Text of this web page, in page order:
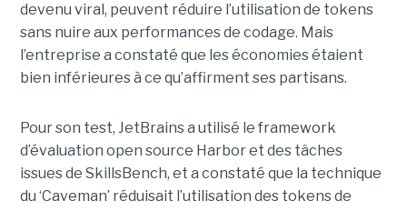
devenu viral, peuvent réduire l’utilisation de tokens
sans nuire aux performances de codage. Mais
l’entreprise a constaté que les économies étaient
bien inférieures à ce qu’affirment ses partisans.
Pour son test, JetBrains a utilisé le framework
d’évaluation open source Harbor et des tâches
issues de SkillsBench, et a constaté que la technique
du ‘Caveman’ réduisait l’utilisation des tokens de